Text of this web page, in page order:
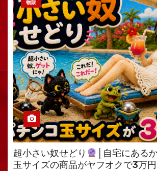
物販
超小さい奴せどり
│自宅にある
玉サイズの商品がヤフオクで3万円